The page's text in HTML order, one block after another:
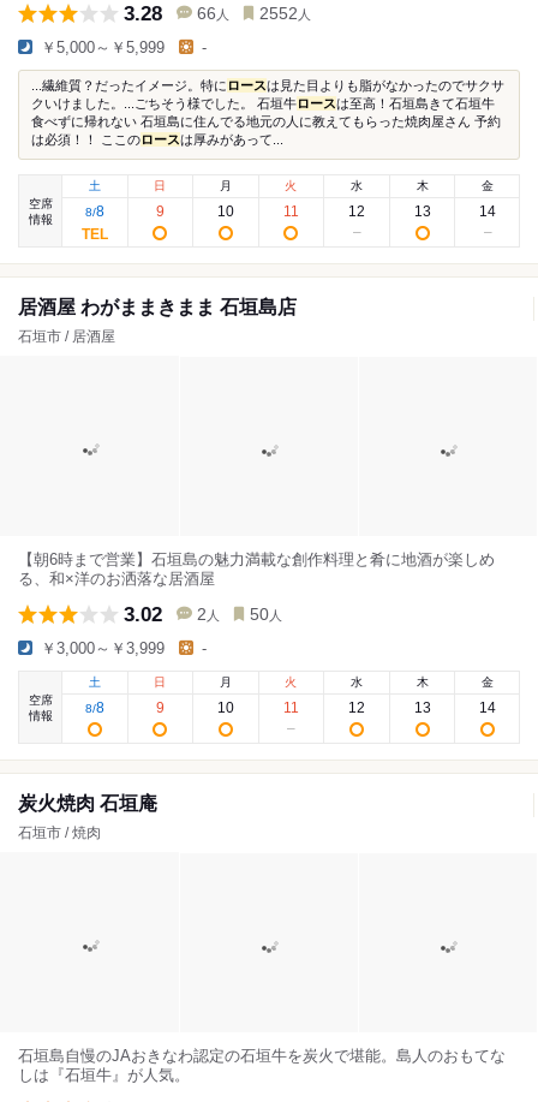
3.28 66 人 2552 人
￥5,000～￥5,999 -
...繊維質？だったイメージ。特に ロースは見た目よりも脂がなかったのでサクサ
クいけました。...ごちそう様でした。 石垣牛ロースは至高！石垣島きて石垣牛
食べずに帰れない 石垣島に住んでる地元の人に教えてもらった焼肉屋さん 予約
は必須！！ ここのロースは厚みがあって...
空席
情報
土
8/8
日
9
月
10
火
11
水
12
木
13
金
14
居酒屋 わがままきまま 石垣島店
石垣市 / 居酒屋
【朝6時まで営業】石垣島の魅力満載な創作料理と肴に地酒が楽しめ
る、和×洋のお洒落な居酒屋
3.02 2 人 50 人
￥3,000～￥3,999 -
空席
情報
土
8/8
日
9
月
10
火
11
水
12
木
13
金
14
炭火焼肉 石垣庵
石垣市 / 焼肉
石垣島自慢のJAおきなわ認定の石垣牛を炭火で堪能。島人のおもてな
しは『石垣牛』が人気。